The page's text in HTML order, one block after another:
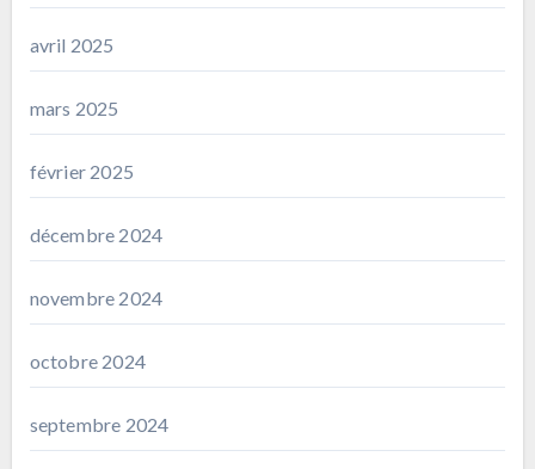
avril 2025
mars 2025
février 2025
décembre 2024
novembre 2024
octobre 2024
septembre 2024